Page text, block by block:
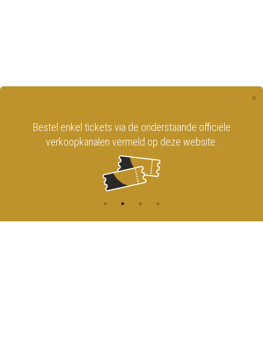
×
Bestel enkel tickets via de onderstaande officiële
verkoopkanalen vermeld op deze website.